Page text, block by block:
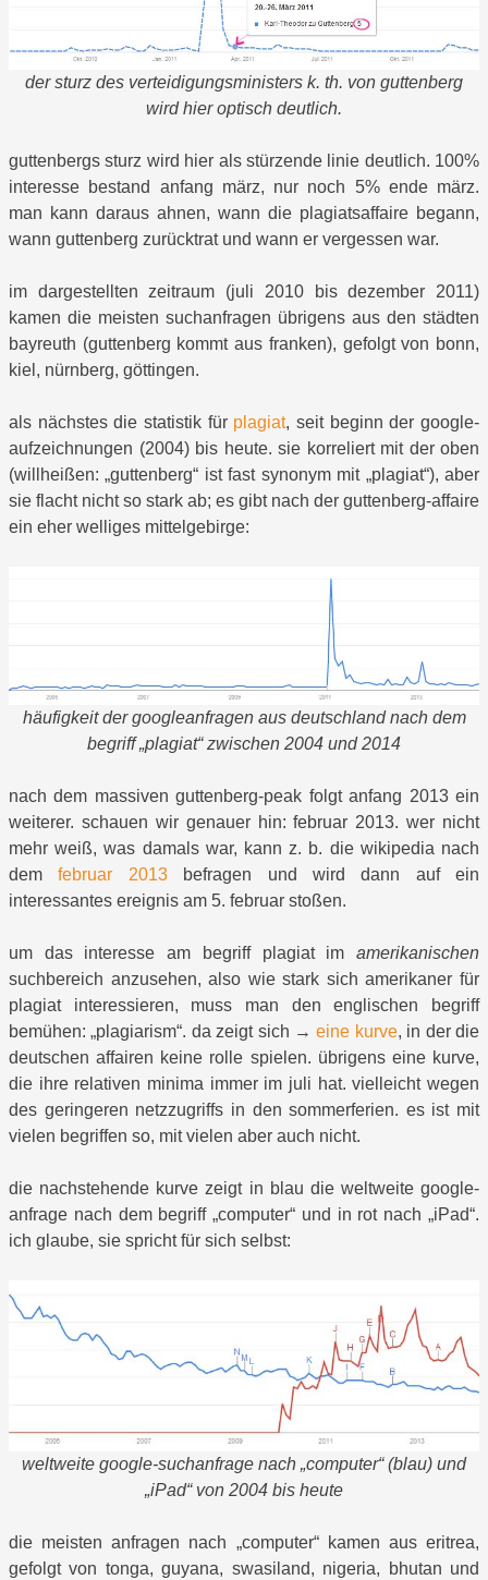
der sturz des verteidigungsministers k. th. von guttenberg
wird hier optisch deutlich.
guttenbergs sturz wird hier als stürzende linie deutlich. 100%
interesse bestand anfang märz, nur noch 5% ende märz.
man kann daraus ahnen, wann die plagiatsaffaire begann,
wann guttenberg zurücktrat und wann er vergessen war.
im dargestellten zeitraum (juli 2010 bis dezember 2011)
kamen die meisten suchanfragen übrigens aus den städten
bayreuth (guttenberg kommt aus franken), gefolgt von bonn,
kiel, nürnberg, göttingen.
als nächstes die statistik für plagiat, seit beginn der google-
aufzeichnungen (2004) bis heute. sie korreliert mit der oben
(willheißen: „guttenberg“ ist fast synonym mit „plagiat“), aber
sie flacht nicht so stark ab; es gibt nach der guttenberg-affaire
ein eher welliges mittelgebirge:
häufigkeit der googleanfragen aus deutschland nach dem
begriff „plagiat“ zwischen 2004 und 2014
nach dem massiven guttenberg-peak folgt anfang 2013 ein
weiterer. schauen wir genauer hin: februar 2013. wer nicht
mehr weiß, was damals war, kann z. b. die wikipedia nach
demfebruar 2013befragen und wird dann auf ein
interessantes ereignis am 5. februar stoßen.
um das interesse am begriff plagiat im amerikanischen
suchbereich anzusehen, also wie stark sich amerikaner für
plagiat interessieren, muss man den englischen begriff
bemühen: „plagiarism“. da zeigt sich →eine kurve, in der die
deutschen affairen keine rolle spielen. übrigens eine kurve,
die ihre relativen minima immer im juli hat. vielleicht wegen
des geringeren netzzugriffs in den sommerferien. es ist mit
vielen begriffen so, mit vielen aber auch nicht.
die nachstehende kurve zeigt in blau die weltweite google-
anfrage nach dem begriff „computer“ und in rot nach „iPad“.
ich glaube, sie spricht für sich selbst:
weltweite google-suchanfrage nach „computer“ (blau) und
„iPad“ von 2004 bis heute
die meisten anfragen nach „computer“ kamen aus eritrea,
gefolgt von tonga, guyana, swasiland, nigeria, bhutan und